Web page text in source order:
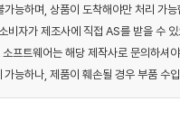
능하며, 상품이 도착해야만 처리 가
비자가 제조사에 직접 AS를 받을 수
프트웨어는 해당 제작사로 문의하셔
능하나, 제품이 훼손될 경우 부품